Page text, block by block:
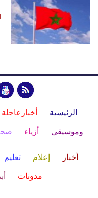
الرئيسية أخبارعاجلة
وموسيقى أزياء
أخبار إعلام تعليم
مدونات